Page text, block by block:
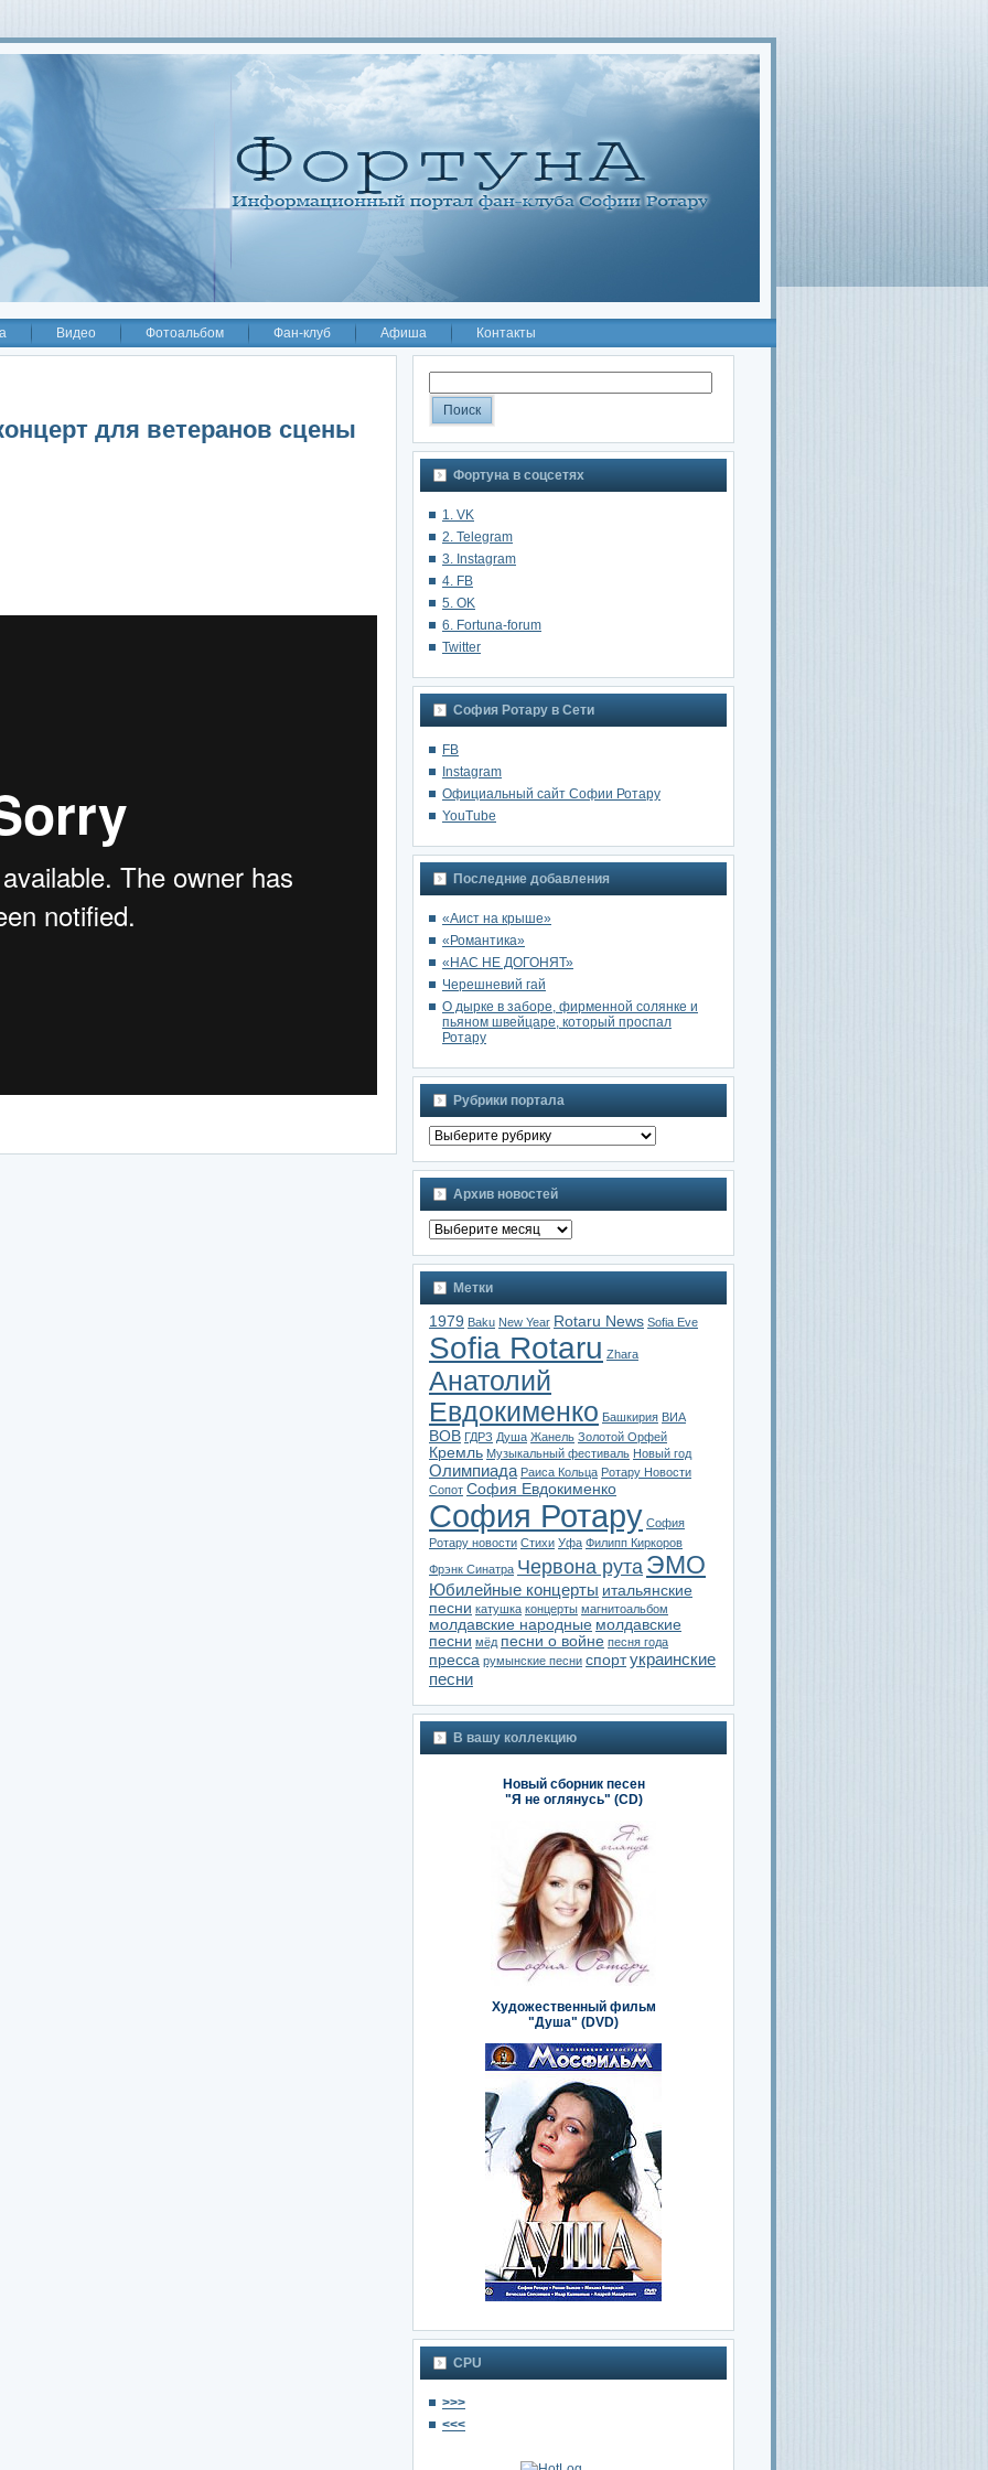
Видео Фотоальбом Фан-клуб Афиша Контакты
для ветеранов сцены
Фортуна в соцсетях
1. VK
2. Telegram
3. Instagram
4. FB
5. OK
6. Fortuna-forum
Twitter
София Ротару в Сети
FB
Instagram
Oфициальный сайт Софии Ротару
YouTube
Последние добавления
«Аист на крыше»
«Романтика»
«НАС НЕ ДОГОНЯТ»
Черешневий гай
О дырке в заборе, фирменной солянке и
пьяном швейцаре, который проспал
Ротару
Рубрики портала
Архив новостей
Метки
1979 Baku New Year Rotaru News Sofia Eve
Sofia Rotaru Zhara
Анатолий
Евдокименко Башкирия ВИА
ВОВ ГДРЗ Душа Жанель Золотой Орфей
Кремль Музыкальный фестиваль Новый год
Олимпиада Раиса Кольца Ротару Новости
Сопот София Евдокименко
София Ротару София
Ротару новости Стихи Уфа Филипп Киркоров
Фрэнк Синатра Червона рута ЭМО
Юбилейные концерты итальянские
песни катушка концерты магнитоальбом
молдавские народные молдавские
песни мёд песни о войне песня года
пресса румынские песни спорт украинские
песни
В вашу коллекцию
Новый сборник песен
"Я не оглянусь" (CD)
Художественный фильм
"Душа" (DVD)
CPU
>>>
<<<